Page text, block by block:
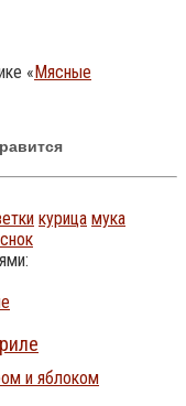
«Мясные
курица мука